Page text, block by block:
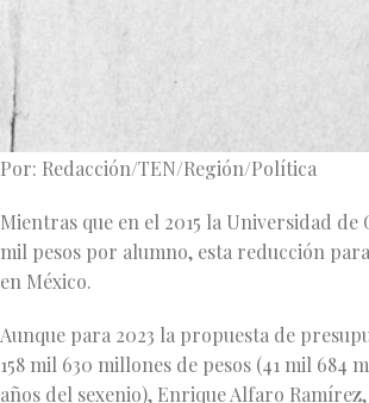
«Este es el peor de los sexenios, de
Universidad, le costará décadas superar
La UdeG necesita mil 127 millones 416
Jalisco».
Por: Redacción/TEN/Región/Política
Mientras que en el 2015 la Universidad
mil pesos por alumno, esta reducción
en México.
Aunque para 2023 la propuesta de
158 mil 630 millones de pesos (41 mil
años del sexenio), Enrique Alfaro